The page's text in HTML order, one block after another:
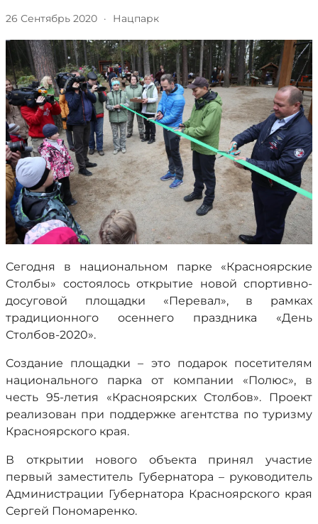
26 Сентябрь 2020 · Нацпарк
Сегодня в национальном парке «Красноярские
Столбы» состоялось открытие новой спортивно-
досуговой площадки «Перевал», в рамках
традиционного осеннего праздника «День
Столбов-2020».
Создание площадки – это подарок посетителям
национального парка от компании «Полюс», в
честь 95-летия «Красноярских Столбов». Проект
реализован при поддержке агентства по туризму
Красноярского края.
В открытии нового объекта принял участие
первый заместитель Губернатора – руководитель
Администрации Губернатора Красноярского края
Сергей Пономаренко.